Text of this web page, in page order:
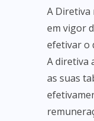
A Diretiva
em vigor
efetivar o
A diretiva
as suas